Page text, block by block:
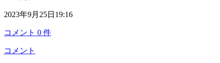
2023年9月25日19:16
コメント 0 件
コメント